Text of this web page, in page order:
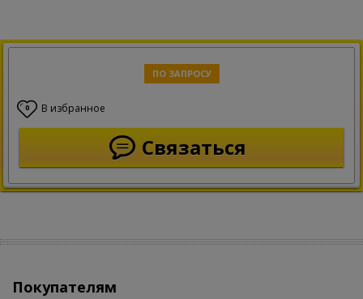
ПО ЗАПРОСУ
0 В избранное
Связаться
Покупателям